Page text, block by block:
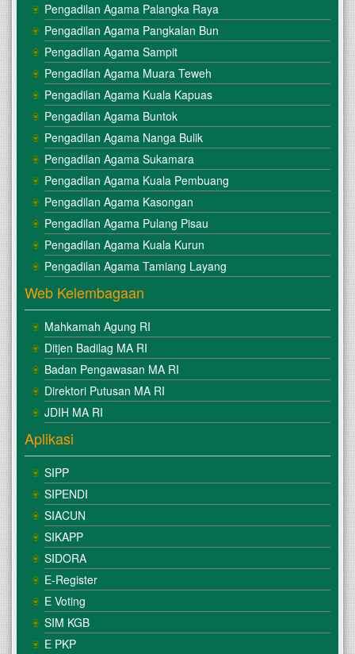
Pengadilan Agama Palangka Raya
Pengadilan Agama Pangkalan Bun
Pengadilan Agama Sampit
Pengadilan Agama Muara Teweh
Pengadilan Agama Kuala Kapuas
Pengadilan Agama Buntok
Pengadilan Agama Nanga Bulik
Pengadilan Agama Sukamara
Pengadilan Agama Kuala Pembuang
Pengadilan Agama Kasongan
Pengadilan Agama Pulang Pisau
Pengadilan Agama Kuala Kurun
Pengadilan Agama Tamiang Layang
Web Kelembagaan
Mahkamah Agung RI
Ditjen Badilag MA RI
Badan Pengawasan MA RI
Direktori Putusan MA RI
JDIH MA RI
Aplikasi
SIPP
SIPENDI
SIACUN
SIKAPP
SIDORA
E-Register
E Voting
SIM KGB
E PKP